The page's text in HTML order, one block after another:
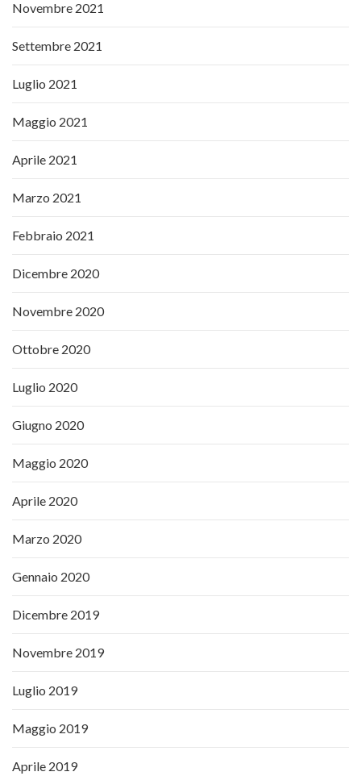
Novembre 2021
Settembre 2021
Luglio 2021
Maggio 2021
Aprile 2021
Marzo 2021
Febbraio 2021
Dicembre 2020
Novembre 2020
Ottobre 2020
Luglio 2020
Giugno 2020
Maggio 2020
Aprile 2020
Marzo 2020
Gennaio 2020
Dicembre 2019
Novembre 2019
Luglio 2019
Maggio 2019
Aprile 2019